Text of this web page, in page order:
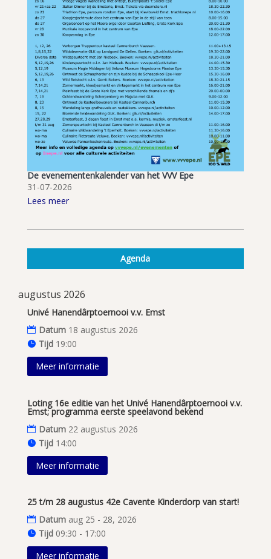
De evenementenkalender van het VVV Epe
31-07-2026
Lees meer
Agenda
augustus 2026
Univé Hanendârptoernooi v.v. Emst
Datum 18 augustus 2026
Tijd 19:00
Meer informatie
Loting 16e editie van het Univé Hanendârptoernooi v.v.
Emst; programma eerste speelavond bekend
Datum 22 augustus 2026
Tijd 14:00
Meer informatie
25 t/m 28 augustus 42e Cavente Kinderdorp van start!
Datum aug 25 - 28, 2026
Tijd 09:30 - 17:00
Meer informatie